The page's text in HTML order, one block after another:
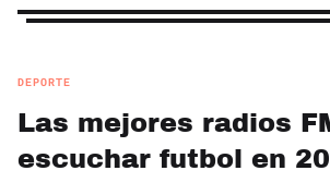
DEPORTE
Las mejores radios
escuchar futbol en